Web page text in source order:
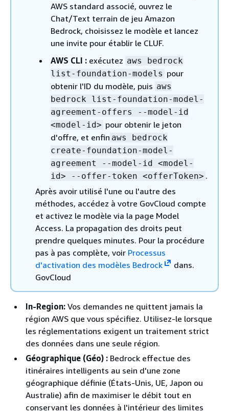
AWS standard associé, ouvrez le
Chat/Text terrain de jeu Amazon
Bedrock, choisissez le modèle et lancez
une invite pour établir le CLUF.
AWS CLI : exécutez aws bedrock
list-foundation-models pour
obtenir l'ID du modèle, puis aws
bedrock list-foundation-model-
agreement-offers --model-id
<model-id> pour obtenir le jeton
d'offre, et enfin aws bedrock
create-foundation-model-
agreement --model-id <model-
id> --offer-token <offerToken> .
Après avoir utilisé l'une ou l'autre des
méthodes, accédez à votre GovCloud compte
et activez le modèle via la page Model
Access. La propagation des droits peut
prendre quelques minutes. Pour la procédure
pas à pas complète, voir Processus
d'activation des modèles Bedrock
dans.
GovCloud
In-Region: Vos demandes ne quittent jamais la
région AWS que vous spécifiez. Utilisez-le lorsque
les réglementations exigent un traitement strict
des données dans une seule région.
Géographique (Géo) : Bedrock effectue des
itinéraires intelligents au sein d'une zone
géographique définie (États-Unis, UE, Japon ou
Australie) afin de maximiser le débit tout en
conservant les données à l'intérieur des limites